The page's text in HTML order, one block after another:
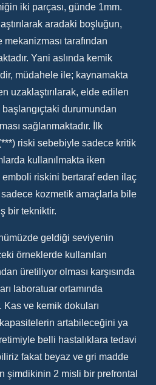
iki parçası, günde 1mm.
aradaki boşluğun,
tarafından
Yani aslında kemik
müdahele ile; kaynamakta
uzaklaştırılarak, elde edilen
durumundan
sağlanmaktadır. İlk
riski sebebiyle sadece kritik
kullanılmakta iken
riskini bertaraf eden ilaç
kozmetik amaçlarla bile
bir tekniktir.
geldiği seviyenin
örneklerde kullanılan
üretiliyor olması karşısında
laboratuar ortamında
Kas ve kemik dokuları
artabileceğini ya
belli hastalıklara tedavi
fakat beyaz ve gri madde
şimdikinin 2 misli bir prefrontal